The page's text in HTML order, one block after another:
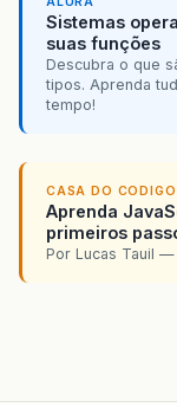
Sistemas
suas funções
Descubra o que
tipos. Aprenda
tempo!
CASA DO CODIGO
Aprenda
primeiros
Por Lucas Tauil